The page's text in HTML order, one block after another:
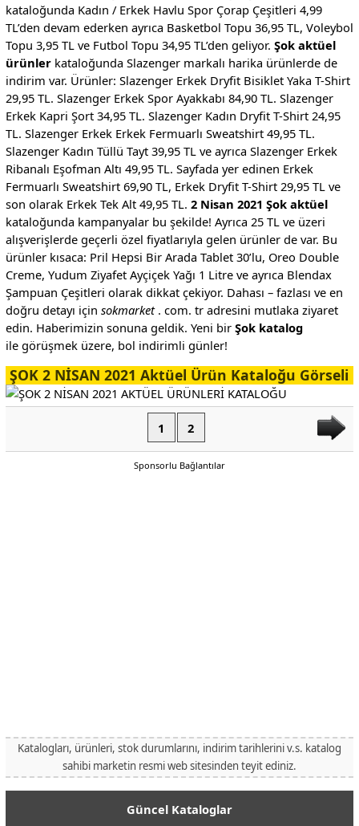
kataloğunda Kadın / Erkek Havlu Spor Çorap Çeşitleri 4,99
TL’den devam ederken ayrıca Basketbol Topu 36,95 TL, Voleybol
Topu 3,95 TL ve Futbol Topu 34,95 TL’den geliyor. Şok aktüel
ürünlerkataloğunda Slazenger markalı harika ürünlerde de
indirim var. Ürünler: Slazenger Erkek Dryfit Bisiklet Yaka T-Shirt
29,95 TL. Slazenger Erkek Spor Ayakkabı 84,90 TL. Slazenger
Erkek Kapri Şort 34,95 TL. Slazenger Kadın Dryfit T-Shirt 24,95
TL. Slazenger Erkek Erkek Fermuarlı Sweatshirt 49,95 TL.
Slazenger Kadın Tüllü Tayt 39,95 TL ve ayrıca Slazenger Erkek
Ribanalı Eşofman Altı 49,95 TL. Sayfada yer edinen Erkek
Fermuarlı Sweatshirt 69,90 TL, Erkek Dryfit T-Shirt 29,95 TL ve
son olarak Erkek Tek Alt 49,95 TL. 2 Nisan 2021 Şok aktüel
kataloğunda kampanyalar bu şekilde! Ayrıca 25 TL ve üzeri
alışverişlerde geçerli özel fiyatlarıyla gelen ürünler de var. Bu
ürünler kısaca: Pril Hepsi Bir Arada Tablet 30’lu, Oreo Double
Creme, Yudum Ziyafet Ayçiçek Yağı 1 Litre ve ayrıca Blendax
Şampuan Çeşitleri olarak dikkat çekiyor. Dahası – fazlası ve en
doğru detayı için sokmarket . com. tr adresini mutlaka ziyaret
edin. Haberimizin sonuna geldik. Yeni bir Şok katalog
ile görüşmek üzere, bol indirimli günler!
ŞOK 2 NİSAN 2021 Aktüel Ürün Kataloğu Görseli
1 2
Sponsorlu Bağlantılar
Katalogları, ürünleri, stok durumlarını, indirim tarihlerini v.s. katalog
sahibi marketin resmi web sitesinden teyit ediniz.
Güncel Kataloglar